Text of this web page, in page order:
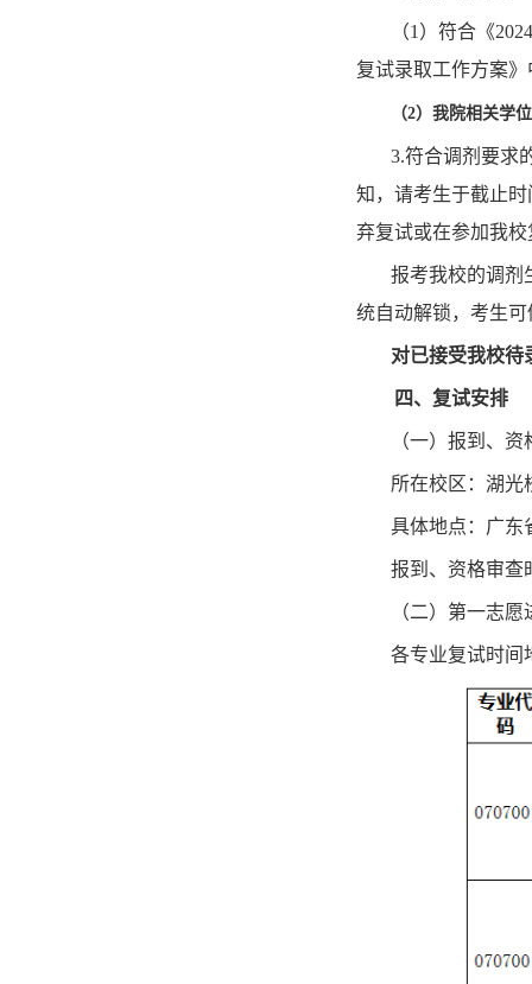
（1）符合《2024
复试录取工作方案》
（2） 我院相关学
3.符合调剂要求
知，请考生于截止时
弃复试或在参加我
报考我校的调剂
统自动解锁，考生可
对已接受我校待
四、复试安排
（一） 报到 、资
所在校区： 湖光
具体地点： 广东
报到、资格审查
（二） 第一志愿
各专业复试时间